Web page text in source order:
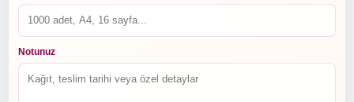
Notunuz